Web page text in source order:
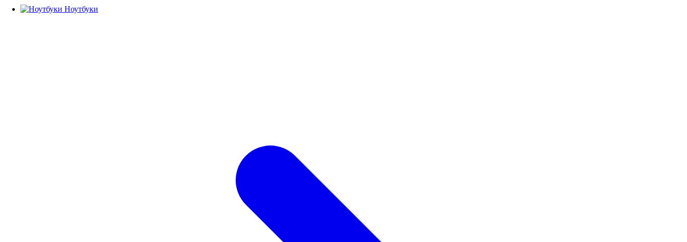
Ноутбуки